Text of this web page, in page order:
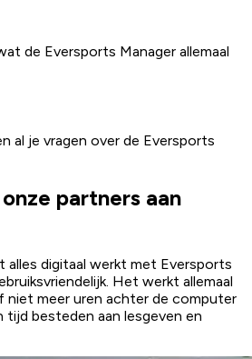
de Eversports Manager allemaal
al je vragen over de Eversports
partners aan
alles digitaal werkt met Eversports
Het werkt allemaal
niet meer uren achter de computer
tijd besteden aan lesgeven en